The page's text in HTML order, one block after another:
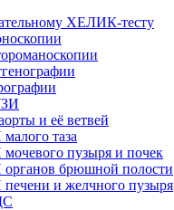
ХЕЛИК-тесту
и её ветвей
таза
пузыря и почек
брюшной полости
и желчного пузыря